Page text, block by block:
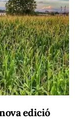
edició